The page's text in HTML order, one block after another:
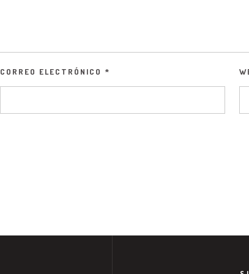
CORREO ELECTRÓNICO *